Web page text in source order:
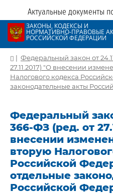
Актуальные документы
ЗАКОНЫ, КОДЕКСЫ И
НОРМАТИВНО-ПРАВОВЫЕ
РОССИЙСКОЙ ФЕДЕРАЦИИ
| Федеральный закон от
27.11.2017) "О внесении
Налогового кодекса
законодательные акты
Федеральный
366-ФЗ (ред. от
внесении
вторую
Российской
отдельные
Российской